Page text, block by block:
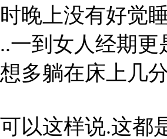
晚上没有好觉
一到女人经期
多躺在床上几
以这样说.这都